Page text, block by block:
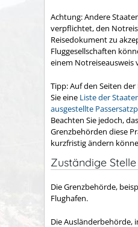
Achtung: Andere
verpflichtet, den
Reisedokument zu
Fluggesellschaften
einem Notreiseausweis
Tipp: Auf den Seiten
Sie eine Liste der
ausgestellte
Beachten Sie jedoch,
Grenzbehörden diese
kurzfristig ändern
Zuständige Stelle
Die Grenzbehörde,
Flughafen.
Die Ausländerbehörde,